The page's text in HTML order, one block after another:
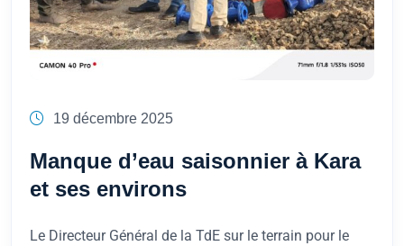
19 décembre 2025
Manque d’eau saisonnier à Kara
et ses environs
Le Directeur Général de la TdE sur le terrain pour le